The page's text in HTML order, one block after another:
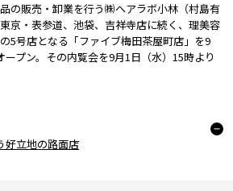
の販売・卸業を行う㈱ヘアラボ小林（村島有
京・表参道、池袋、吉祥寺店に続く、理美容
5号店となる「ファイブ梅田茶屋町店」を9
プン。その内覧会を9月1日（水）15時より
好立地の路面店